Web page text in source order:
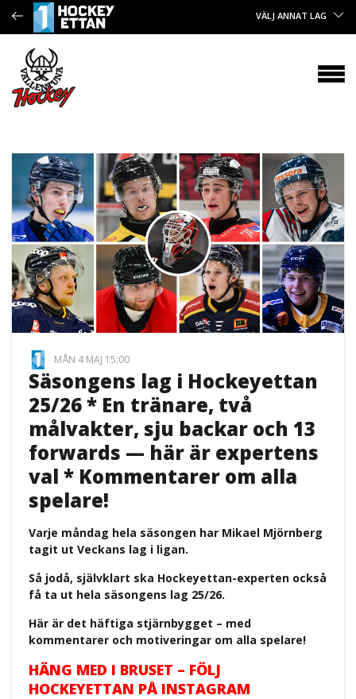
VÄLJ ANNAT LAG
MÅN 4 MAJ 15:00
Säsongens lag i Hockeyettan
25/26 * En tränare, två
målvakter, sju backar och 13
forwards — här är expertens
val * Kommentarer om alla
spelare!
Varje måndag hela säsongen har Mikael Mjörnberg
tagit ut Veckans lag i ligan.
Så jodå, självklart ska Hockeyettan-experten också
få ta ut hela säsongens lag 25/26.
Här är det häftiga stjärnbygget – med
kommentarer och motiveringar om alla spelare!
HÄNG MED I BRUSET – FÖLJ
HOCKEYETTAN PÅ INSTAGRAM